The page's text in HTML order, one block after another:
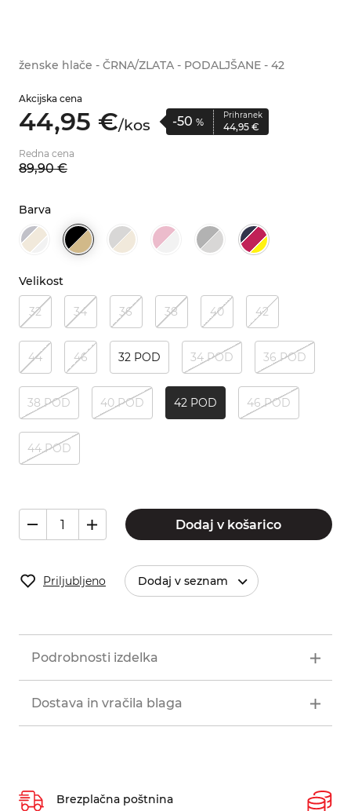
ženske hlače - ČRNA/ZLATA - PODALJŠANE - 42
Akcijska cena
44,95 €/kos -50 %
Prihranek
44,95 €
Redna cena
89,90 €
Barva
Velikost
32 34 36 38 40 42
44 46 32 POD 34 POD 36 POD
38 POD 40 POD 42 POD 46 POD
44 POD
Dodaj v košarico
Priljubljeno Dodaj v seznam
Podrobnosti izdelka
Dostava in vračila blaga
Brezplačna poštnina